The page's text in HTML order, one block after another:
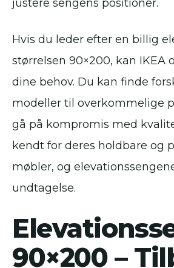
justere sengens positioner.
Hvis du leder efter en billig
størrelsen 90×200, kan IKEA
dine behov. Du kan finde
modeller til overkommelige
gå på kompromis med
kendt for deres holdbare og
møbler, og
undtagelse.
90×200 –